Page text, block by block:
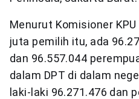
Menurut Komisioner
juta pemilih itu, ada
dan 96.557.044
dalam DPT di dalam
laki-laki 96.271.476 dan